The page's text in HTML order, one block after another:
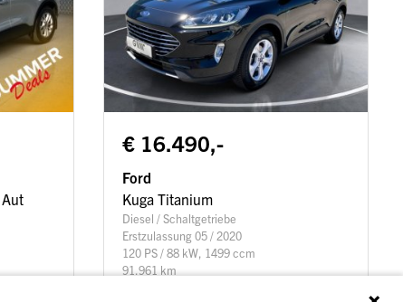
€ 16.490,-
Ford
Kuga Titanium
Diesel / Schaltgetriebe
Erstzulassung 05 / 2020
120 PS / 88 kW, 1499 ccm
91.961 km